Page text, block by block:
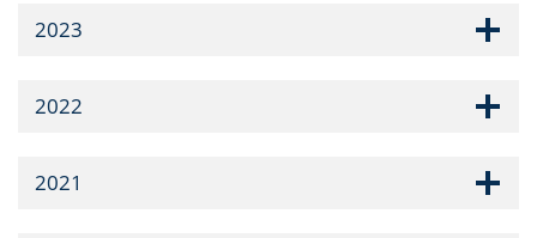
2023
2022
2021